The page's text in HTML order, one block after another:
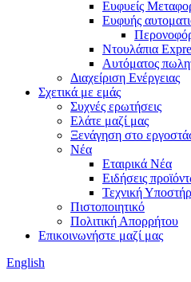
Ευφυείς
Ευφυής
Ντουλάπια
Αυτόματος
Διαχείριση Ενέργειας
Σχετικά με εμάς
Συχνές ερωτήσεις
Ελάτε μαζί μας
Ξενάγηση στο
Νέα
Εταιρικά Νέα
Ειδήσεις
Τεχνική
Πιστοποιητικό
Πολιτική Απορρήτου
Επικοινωνήστε μαζί μας
English